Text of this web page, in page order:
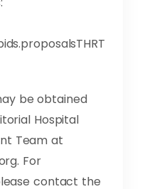
be obtained
Hospital
Team at
For
contact the